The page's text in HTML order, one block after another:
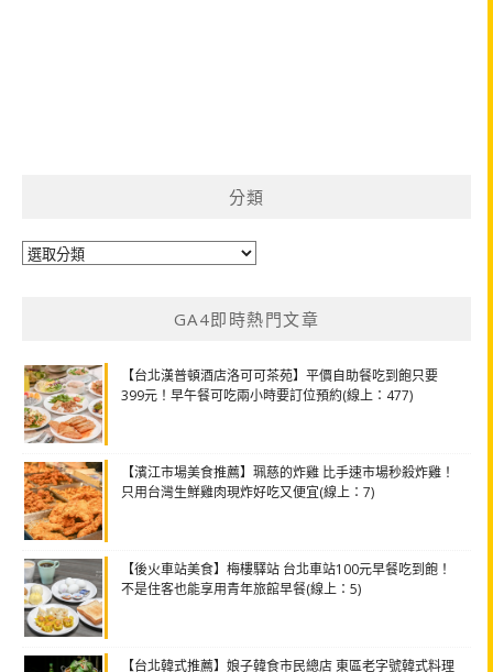
分類
分
GA4即時熱門文章
【台北漢普頓酒店洛可可茶苑】平價自助餐吃到飽只要
399元！早午餐可吃兩小時要訂位預約(線上：477)
【濱江市場美食推薦】珮慈的炸雞 比手速市場秒殺炸雞！
只用台灣生鮮雞肉現炸好吃又便宜(線上：7)
【後火車站美食】梅樓驛站 台北車站100元早餐吃到飽！
不是住客也能享用青年旅館早餐(線上：5)
【台北韓式推薦】娘子韓食市民總店 東區老字號韓式料理